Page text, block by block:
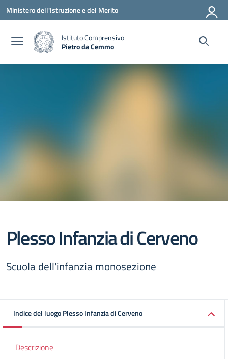
Vai ai contenuti
Vai al menu di navigazione
Vai al footer
Ministero dell'Istruzione e del Merito
Istituto Comprensivo
Pietro da Cemmo
Plesso Infanzia di Cerveno
Scuola dell'infanzia monosezione
Indice del luogo Plesso Infanzia di Cerveno
Descrizione